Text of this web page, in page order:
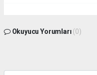
Okuyucu Yorumları (0)